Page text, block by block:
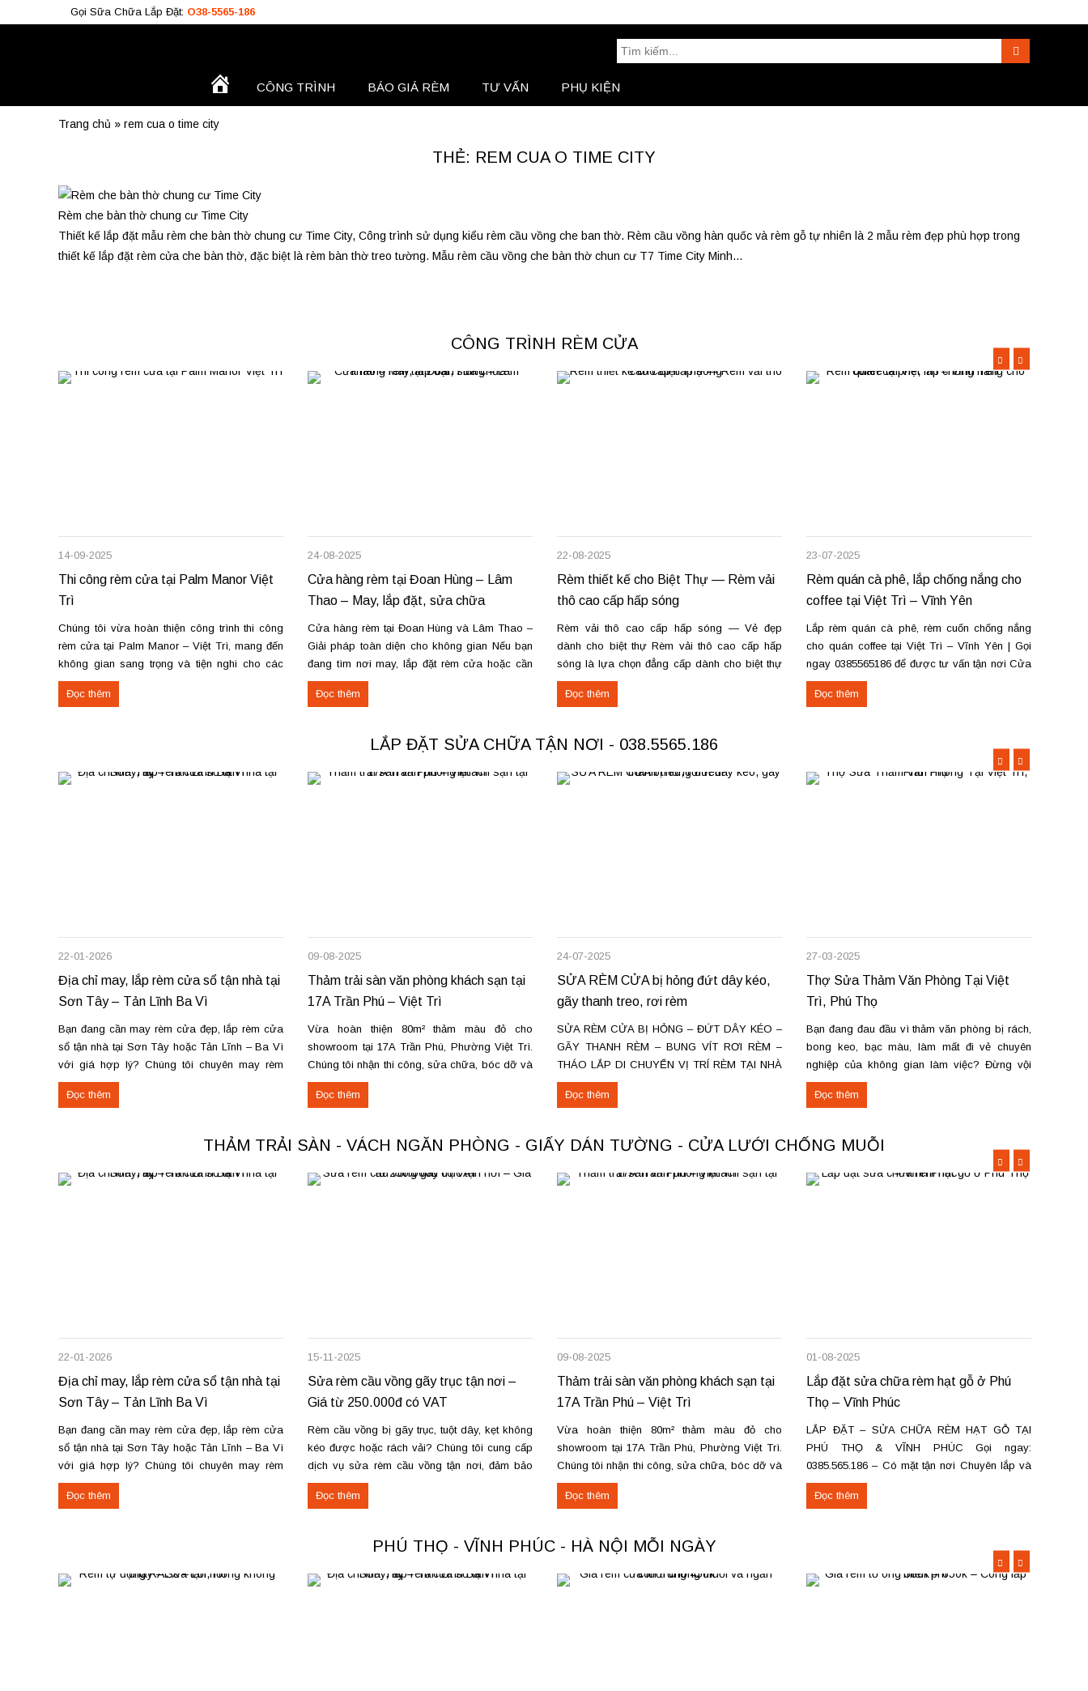
Gọi Sữa Chữa Lắp Đặt: O38-5565-186
Tìm
Search
TRANGCÔNG TRÌNH BÁO GIÁ RÈM TƯ VẤN PHỤ KIỆN
O38.5565.186
Trang chủ » rem cua o time city
THẺ: REM CUA O TIME CITY
Rèm che bàn thờ chung cư Time City
Thiết kế lắp đặt mẫu rèm che bàn thờ chung cư Time City, Công trình sử dụng kiểu rèm cầu vồng che ban thờ. Rèm cầu vồng hàn quốc và rèm gỗ tự nhiên là 2 mẫu rèm đẹp phù hợp trong
thiết kế lắp đặt rèm cửa che bàn thờ, đặc biệt là rèm bàn thờ treo tường. Mẫu rèm cầu vồng che bàn thờ chun cư T7 Time City Minh...
CÔNG TRÌNH RÈM CỬA
14-09-2025
Thi công rèm cửa tại Palm Manor Việt
Trì
Chúng tôi vừa hoàn thiện công trình thi công
rèm cửa tại Palm Manor – Việt Trì, mang đến
không gian sang trọng và tiện nghi cho các
căn hộ cao cấp. Các hạng mục rèm đã thi
công Rèm vải thô cao cấp may định hình hấp
Đọc thêm
24-08-2025
Cửa hàng rèm tại Đoan Hùng – Lâm
Thao – May, lắp đặt, sửa chữa
Cửa hàng rèm tại Đoan Hùng và Lâm Thao –
Giải pháp toàn diện cho không gian Nếu bạn
đang tìm nơi may, lắp đặt rèm cửa hoặc cần
sửa chữa rèm hỏng tại Đoan Hùng hay Lâm
Thao, chúng tôi sẵn sàng đáp ứng với dịch vụ
Đọc thêm
22-08-2025
Rèm thiết kế cho Biệt Thự — Rèm vải
thô cao cấp hấp sóng
Rèm vải thô cao cấp hấp sóng — Vẻ đẹp
dành cho biệt thự Rèm vải thô cao cấp hấp
sóng là lựa chọn đẳng cấp dành cho biệt thự
và không gian sang trọng. Kỹ thuật hấp sóng
định hình trên ống rèm tạo nếp sóng suôn
Đọc thêm
23-07-2025
Rèm quán cà phê, lắp chống nắng cho
coffee tại Việt Trì – Vĩnh Yên
Lắp rèm quán cà phê, rèm cuốn chống nắng
cho quán coffee tại Việt Trì – Vĩnh Yên | Gọi
ngay 0385565186 để được tư vấn tận nơi Cửa
hàng rèm tại số 22A – Đường Lê Quý Đôn –
Phường Tiên Cát – TP Việt Trì – Phú Thọ và
Đọc thêm
LẮP ĐẶT SỬA CHỮA TẬN NƠI - 038.5565.186
22-01-2026
Địa chỉ may, lắp rèm cửa sổ tận nhà tại
Sơn Tây – Tản Lĩnh Ba Vì
Bạn đang cần may rèm cửa đẹp, lắp rèm cửa
sổ tận nhà tại Sơn Tây hoặc Tản Lĩnh – Ba Vì
với giá hợp lý? Chúng tôi chuyên may rèm
theo yêu cầu, thi công nhanh, đúng mẫu, đúng
tiến độ. Thực tế, chúng tôi vừa hoàn thiện thi
Đọc thêm
09-08-2025
Thảm trải sàn văn phòng khách sạn tại
17A Trần Phú – Việt Trì
Vừa hoàn thiện 80m² thảm màu đỏ cho
showroom tại 17A Trần Phú, Phường Việt Trì.
Chúng tôi nhận thi công, sửa chữa, bóc dỡ và
thu mua thảm cũ trên toàn khu vực Việt Trì,
Phú Thọ. Các loại thảm đang cung cấp Thảm
Đọc thêm
24-07-2025
SỬA RÈM CỬA bị hỏng đứt dây kéo,
gãy thanh treo, rơi rèm
SỬA RÈM CỬA BỊ HỎNG – ĐỨT DÂY KÉO –
GÃY THANH RÈM – BUNG VÍT RƠI RÈM –
THÁO LẮP DI CHUYỂN VỊ TRÍ RÈM TẠI NHÀ
Ở HÀ NỘI & TPHCM. Dịch vụ sửa rèm cửa tại
nhà ở Hà Nội & TPHCM, đội thợ sửa chữa
Đọc thêm
27-03-2025
Thợ Sửa Thảm Văn Phòng Tại Việt
Trì, Phú Thọ
Bạn đang đau đầu vì thảm văn phòng bị rách,
bong keo, bạc màu, làm mất đi vẻ chuyên
nghiệp của không gian làm việc? Đừng vội
thay mới tốn kém! Dịch vụ sửa chữa thảm văn
phòng tại Việt Trì, Phú Thọ sẽ giúp bạn khắc
Đọc thêm
THẢM TRẢI SÀN - VÁCH NGĂN PHÒNG - GIẤY DÁN TƯỜNG - CỬA LƯỚI CHỐNG MUỖI
22-01-2026
Địa chỉ may, lắp rèm cửa sổ tận nhà tại
Sơn Tây – Tản Lĩnh Ba Vì
Bạn đang cần may rèm cửa đẹp, lắp rèm cửa
sổ tận nhà tại Sơn Tây hoặc Tản Lĩnh – Ba Vì
với giá hợp lý? Chúng tôi chuyên may rèm
theo yêu cầu, thi công nhanh, đúng mẫu, đúng
tiến độ. Thực tế, chúng tôi vừa hoàn thiện thi
Đọc thêm
15-11-2025
Sửa rèm cầu vồng gãy trục tận nơi –
Giá từ 250.000đ có VAT
Rèm cầu vồng bị gãy trục, tuột dây, kẹt không
kéo được hoặc rách vải? Chúng tôi cung cấp
dịch vụ sửa rèm cầu vồng tận nơi, đảm bảo
rèm hoạt động trơn tru và bền lâu. Thay trục,
sửa cơ cấu kéo để rèm mở – đóng êm Thay
Đọc thêm
09-08-2025
Thảm trải sàn văn phòng khách sạn tại
17A Trần Phú – Việt Trì
Vừa hoàn thiện 80m² thảm màu đỏ cho
showroom tại 17A Trần Phú, Phường Việt Trì.
Chúng tôi nhận thi công, sửa chữa, bóc dỡ và
thu mua thảm cũ trên toàn khu vực Việt Trì,
Phú Thọ. Các loại thảm đang cung cấp Thảm
Đọc thêm
01-08-2025
Lắp đặt sửa chữa rèm hạt gỗ ở Phú
Thọ – Vĩnh Phúc
LẮP ĐẶT – SỬA CHỮA RÈM HẠT GỖ TẠI
PHÚ THỌ & VĨNH PHÚC Gọi ngay:
0385.565.186 – Có mặt tận nơi Chuyên lắp và
sửa các loại rèm hạt gỗ: Rèm hạt gỗ tròn trơn,
đốt trúc, pơ mu, hương Rèm hạt gỗ chữ Phúc –
Đọc thêm
PHÚ THỌ - VĨNH PHÚC - HÀ NỘI MỖI NGÀY